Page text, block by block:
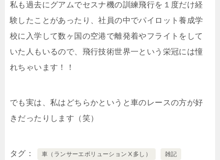
私も過去にグアムでセスナ機の訓練飛行を１度だけ経
験したことがあったり、社員の中でパイロット養成学
校に入学して数ヶ国の空港で離発着やフライトをして
いた人もいるので、飛行技術世界一という栄冠には憧
れちゃいます！！
でも実は、私はどちらかというと車のレースの方が好
きだったりします（笑）
タグ 車（ランサーエボリューションⅩ多し） 雑記